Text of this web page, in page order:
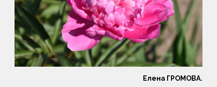
Елена ГРОМОВА.